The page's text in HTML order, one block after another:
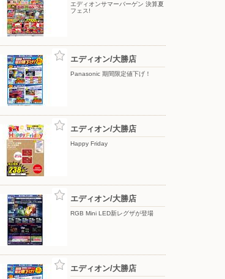
バロー/米松店
〒910-0851 福井市米松2-21-18
エディオンサマーバーゲン 決算夏
フェス!
エディオン/大勝店
Panasonic 期間限定値下げ！
エディオン/大勝店
Happy Friday
エディオン/大勝店
RGB Mini LED新レグザが登場
エディオン/大勝店